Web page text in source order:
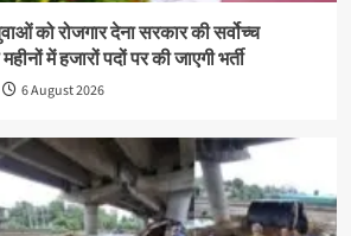
को रोजगार देना सरकार की सर्वोच्च
में हजारों पदों पर की जाएगी भर्ती
6 August 2026